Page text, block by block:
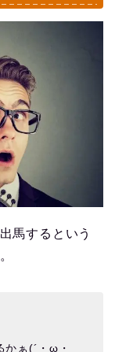
馬するという
かぁ(´・ω・